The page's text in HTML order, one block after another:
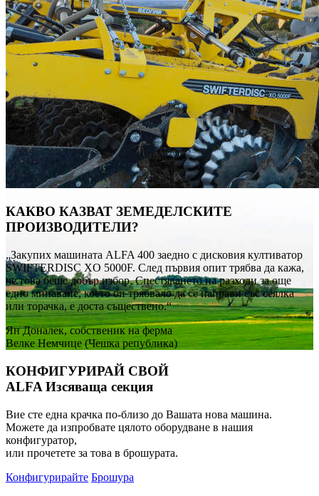
КАКВО КАЗВАТ ЗЕМЕДЕЛСКИТЕ
ПРОИЗВОДИТЕЛИ?
„Закупих машината ALFA 400 заедно с дисковия култиватор
SWIFTERDISC XO 5000F. След първия опит трябва да кажа,
че това беше добър избор. Спестяването на разходи за още
едно минаване, което би трябвало да се направи със сеялка
или торачка, е доста съществено.“
Ян Доналек, собственик на ферма
Велке Немчице (Чешка република)
КОНФИГУРИРАЙ СВОЙ
ALFA Изсяваща секция
Вие сте една крачка по-близо до Вашата нова машина.
Можете да изпробвате цялото оборудване в нашия
конфигуратор,
или прочетете за това в брошурата.
Конфигурирайте Брошура